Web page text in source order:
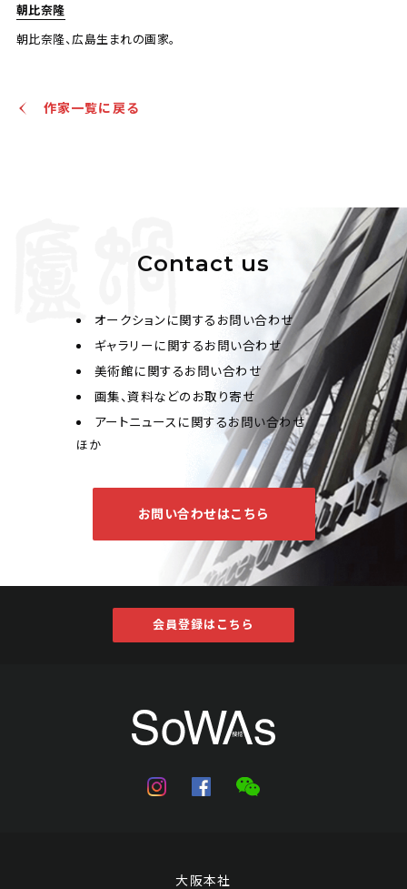
朝比奈隆
朝比奈隆、広島生まれの画家。
池田満寿夫 神話
予想価格
2025/04/19
作家一覧に戻る
Contact us
オークションに関するお問い合わせ
ギャラリーに関するお問い合わせ
美術館に関するお問い合わせ
画集、資料などのお取り寄せ
アートニュースに関するお問い合わせ
ほか
お問い合わせはこちら
会員登録はこちら
大阪本社